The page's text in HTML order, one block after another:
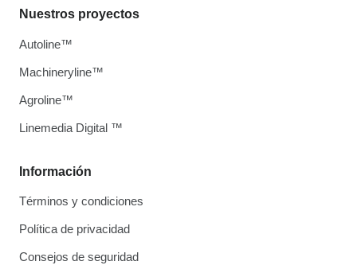
Información
Términos y condiciones
Política de privacidad
Consejos de seguridad
Nuestros proyectos
Autoline™
Machineryline™
Agroline™
Linemedia Digital ™